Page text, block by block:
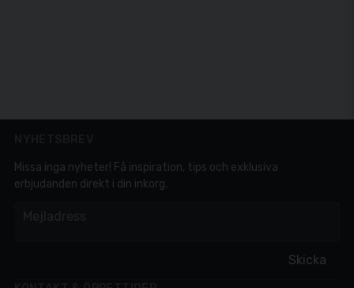
Skicka
Missa inga nyheter! Få inspiration, tips och exklusiva
erbjudanden direkt i din inkorg.